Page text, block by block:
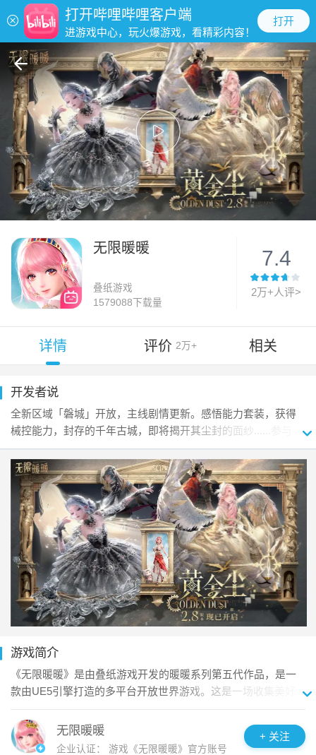
打开哔哩哔哩客户端
进游戏中心，玩火爆游戏，看精彩内容！
打开
无限暖暖
叠纸游戏
1579088下载量
7.4
2万+人评>
详情 评价 2万+ 相关
开发者说
全新区域「磐城」开放，主线剧情更新。感悟能力套装，获得
械控能力，封存的千年古城，即将揭开其尘封的面纱......参与
「趣味玩法」「旅间收集」等系列版本活动，可获得启示水
晶、限定服装、钻石、限定名片、限定称号等丰厚奖励！
游戏简介
《无限暖暖》是由叠纸游戏开发的暖暖系列第五代作品，是一
款由UE5引擎打造的多平台开放世界游戏。这是一场收集美好
的冒险之旅。暖暖将与大喵一起，利用奇想力与能力套装，以
勇气与坚守，邂逅每一份奇迹。
无限暖暖
企业认证： 游戏《无限暖暖》官方账号
+ 关注